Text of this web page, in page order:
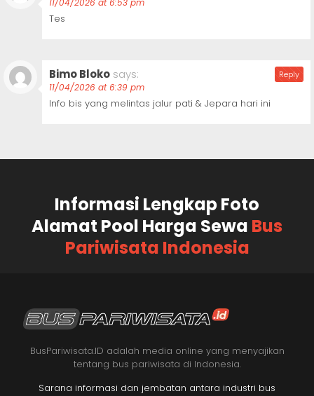
11/04/2026 at 6:53 pm
Tes
Bimo Bloko says:
11/04/2026 at 6:39 pm
Info bis yang melintas jalur pati & Jepara hari ini
Reply
Informasi Lengkap Foto
Alamat Pool Harga Sewa Bus
Pariwisata Indonesia
BusPariwisata.ID adalah media online yang menyajikan
tentang bus pariwisata di Indonesia.
Sarana informasi dan jembatan antara industri bus